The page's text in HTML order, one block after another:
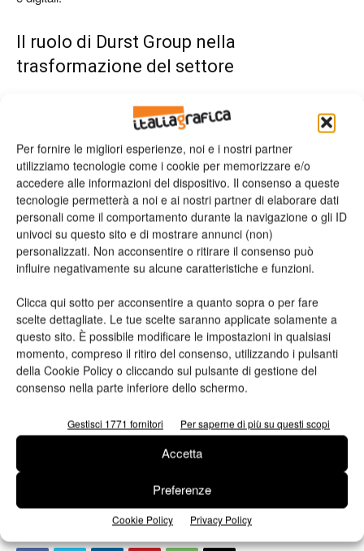
Per fornire le migliori esperienze, noi e i nostri partner
utilizziamo tecnologie come i cookie per memorizzare e/o
accedere alle informazioni del dispositivo. Il consenso a queste
tecnologie permetterà a noi e ai nostri partner di elaborare dati
personali come il comportamento durante la navigazione o gli ID
univoci su questo sito e di mostrare annunci (non)
personalizzati. Non acconsentire o ritirare il consenso può
influire negativamente su alcune caratteristiche e funzioni.
Clicca qui sotto per acconsentire a quanto sopra o per fare
scelte dettagliate. Le tue scelte saranno applicate solamente a
questo sito. È possibile modificare le impostazioni in qualsiasi
momento, compreso il ritiro del consenso, utilizzando i pulsanti
della Cookie Policy o cliccando sul pulsante di gestione del
consenso nella parte inferiore dello schermo.
Gestisci 1771 fornitori Per saperne di più su questi scopi
Accetta
Preferenze
Cookie Policy Privacy Policy
Il ruolo di Durst Group nella
trasformazione del settore
Durst Group
strategico nell’evoluzione della stampa industriale.
L’azienda sviluppa soluzioni inkjet, software e sistemi di
controllo qualità per diversi segmenti:
stampa grafica e grande formato
etichette e packaging flessibile
stampa industriale e ceramica
Il caso Open Data evidenzia una tendenza chiara: la stampa di
etichette sta accelerando verso modelli produttivi più flessibili,
sostenibili e digitalizzati.
La combinazione tra tecnologia inkjet avanzata, riduzione degli
scarti e personalizzazione spinta rappresenta oggi uno dei
principali driver di competitività nel settore label europeo.